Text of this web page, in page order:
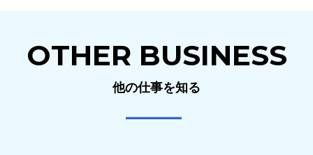
OTHER BUSINESS
他の仕事を知る